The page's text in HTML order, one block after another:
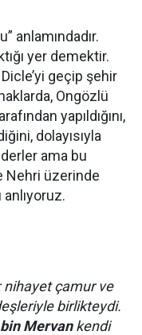
anlamındadır.
yer demektir.
geçip şehir
Ongözlü
yapıldığını,
dolayısıyla
ama bu
Nehri üzerinde
anlıyoruz.
nihayet çamur ve
birlikteydi.
Mervankendi